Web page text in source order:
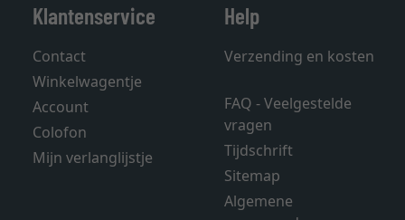
Klantenservice
Contact
Winkelwagentje
Account
Colofon
Mijn verlanglijstje
Help
Verzending en kosten
FAQ - Veelgestelde
vragen
Tijdschrift
Sitemap
Algemene